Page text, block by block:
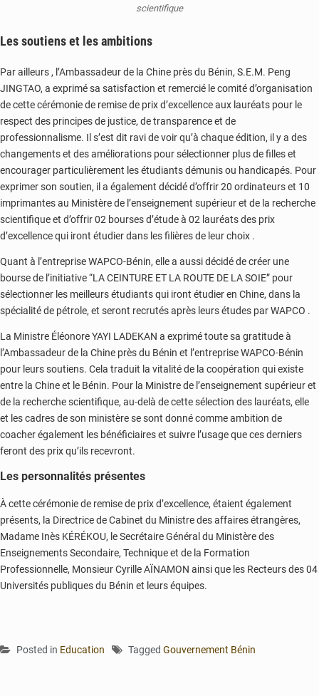
scientifique
Les soutiens et les ambitions
Par ailleurs , l’Ambassadeur de la Chine près du Bénin, S.E.M. Peng
JINGTAO, a exprimé sa satisfaction et remercié le comité d’organisation
de cette cérémonie de remise de prix d’excellence aux lauréats pour le
respect des principes de justice, de transparence et de
professionnalisme. Il s’est dit ravi de voir qu’à chaque édition, il y a des
changements et des améliorations pour sélectionner plus de filles et
encourager particulièrement les étudiants démunis ou handicapés. Pour
exprimer son soutien, il a également décidé d’offrir 20 ordinateurs et 10
imprimantes au Ministère de l’enseignement supérieur et de la recherche
scientifique et d’offrir 02 bourses d’étude à 02 lauréats des prix
d’excellence qui iront étudier dans les filières de leur choix .
Quant à l’entreprise WAPCO-Bénin, elle a aussi décidé de créer une
bourse de l’initiative “LA CEINTURE ET LA ROUTE DE LA SOIE” pour
sélectionner les meilleurs étudiants qui iront étudier en Chine, dans la
spécialité de pétrole, et seront recrutés après leurs études par WAPCO .
La Ministre Éléonore YAYI LADEKAN a exprimé toute sa gratitude à
l’Ambassadeur de la Chine près du Bénin et l’entreprise WAPCO-Bénin
pour leurs soutiens. Cela traduit la vitalité de la coopération qui existe
entre la Chine et le Bénin. Pour la Ministre de l’enseignement supérieur et
de la recherche scientifique, au-delà de cette sélection des lauréats, elle
et les cadres de son ministère se sont donné comme ambition de
coacher également les bénéficiaires et suivre l’usage que ces derniers
feront des prix qu’ils recevront.
Les personnalités présentes
À cette cérémonie de remise de prix d’excellence, étaient également
présents, la Directrice de Cabinet du Ministre des affaires étrangères,
Madame Inès KÉRÉKOU, le Secrétaire Général du Ministère des
Enseignements Secondaire, Technique et de la Formation
Professionnelle, Monsieur Cyrille AÏNAMON ainsi que les Recteurs des 04
Universités publiques du Bénin et leurs équipes.
Posted in Education Tagged Gouvernement Bénin